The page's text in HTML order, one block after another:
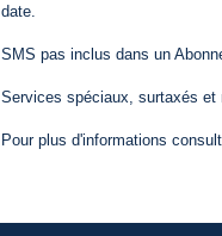
date.
SMS pas inclus dans un
Services spéciaux, surtaxés et
Pour plus d'informations